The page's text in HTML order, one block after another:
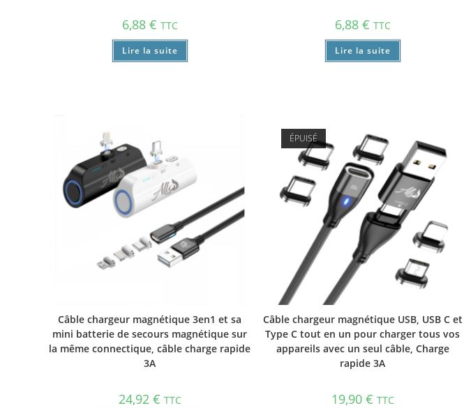
6,88 € TTC
Lire la suite
6,88 € TTC
Lire la suite
Câble chargeur magnétique 3en1 et sa
mini batterie de secours magnétique sur
la même connectique, câble charge rapide
3A
24,92 € TTC
ÉPUISÉ
Câble chargeur magnétique USB, USB C et
Type C tout en un pour charger tous vos
appareils avec un seul câble, Charge
rapide 3A
19,90 € TTC